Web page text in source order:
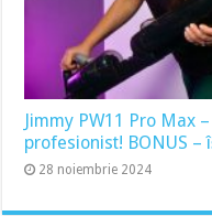
Jimmy PW11 Pro Max
profesionist! BONUS –
28 noiembrie 2024